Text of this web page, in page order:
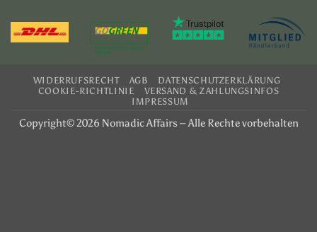
WIDERRUFSRECHT AGB
DATENSCHUTZERKLÄRUNG
COOKIE-RICHTLINIE
VERSAND & ZAHLUNGSINFOS
IMPRESSUM
Copyright© 2026 Nomadic Affairs – Alle Rechte vorbehalten